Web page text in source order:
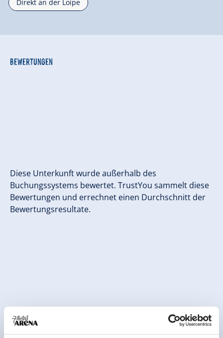
Direkt an der Loipe
Bewertungen
Diese Unterkunft wurde außerhalb des
Buchungssystems bewertet. TrustYou sammelt diese
Bewertungen und errechnet einen Durchschnitt der
Bewertungsresultate.